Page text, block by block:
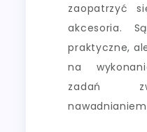
zaopatrzyć
akcesoria.
praktyczne,
na
zadań